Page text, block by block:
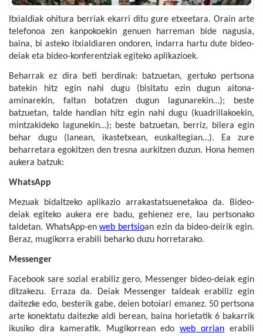
Itxialdiak ohitura berriak ekarri ditu gure etxeetara. Orain arte
telefonoa zen kanpokoekin genuen harreman bide nagusia,
baina, bi asteko itxialdiaren ondoren, indarra hartu dute bideo-
deiak eta bideo-konferentziak egiteko aplikazioek.
Beharrak ez dira beti berdinak: batzuetan, gertuko pertsona
batekin hitz egin nahi dugu (bisitatu ezin dugun aitona-
aminarekin, faltan botatzen dugun lagunarekin…); beste
batzuetan, talde handian hitz egin nahi dugu (kuadrillakoekin,
mintzakideko lagunekin…); beste batzuetan, berriz, bilera egin
behar dugu (lanean, ikastetxean, euskaltegian…). Ea zure
beharretara egokitzen den tresna aurkitzen duzun. Hona hemen
aukera batzuk:
WhatsApp
Mezuak bidaltzeko aplikazio arrakastatsuenetakoa da. Bideo-
deiak egiteko aukera ere badu, gehienez ere, lau pertsonako
taldetan. WhatsApp-enweb bertsioan ezin da bideo-deirik egin.
Beraz, mugikorra erabili beharko duzu horretarako.
Messenger
Facebook sare sozial erabiliz gero, Messenger bideo-deiak egin
ditzakezu. Erraza da. Deiak Messenger taldeak erabiliz egin
daitezke edo, besterik gabe, deien botoiari emanez. 50 pertsona
arte konektatu daitezke aldi berean, baina horietatik 6 bakarrik
ikusiko dira kameratik. Mugikorrean edoweb orrian erabili